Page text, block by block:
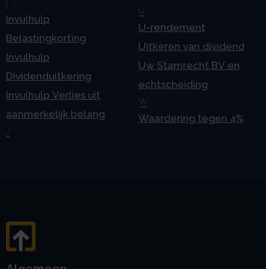
Invulhulp
Belastingkorting
Invulhulp
Dividenduitkering
Invulhulp Verlies uit
aanmerkelijk belang
U
U-rendement
Uitkeren van dividend
Uw Stamrecht BV en
echtscheiding
W
Waardering tegen 4%